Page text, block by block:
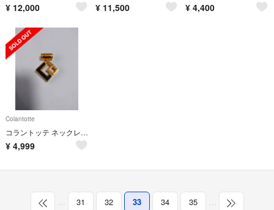
¥ 12,000 ¥ 11,500 ¥ 4,400
Colantotte
コラントッテ ネックレス ゴールド
¥ 4,999
… 31 32 33 34 35 …